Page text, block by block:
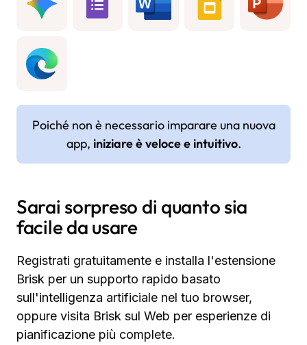
Poiché non è necessario imparare una nuova
app, iniziare è veloce e intuitivo.
Sarai sorpreso di quanto sia
facile da usare
Registrati gratuitamente e installa l'estensione
Brisk per un supporto rapido basato
sull'intelligenza artificiale nel tuo browser,
oppure visita Brisk sul Web per esperienze di
pianificazione più complete.